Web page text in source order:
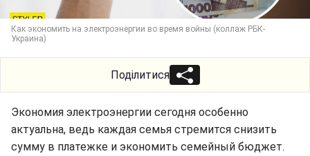
Как экономить на электроэнергии во время войны (коллаж РБК-
Украина)
Поділитися
Экономия электроэнергии сегодня особенно
актуальна, ведь каждая семья стремится снизить
сумму в платежке и экономить семейный бюджет.